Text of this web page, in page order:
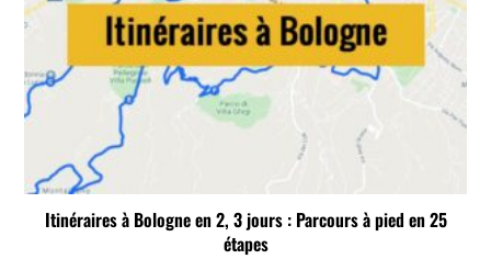
Itinéraires à Bologne en 2, 3 jours : Parcours à pied en 25
étapes